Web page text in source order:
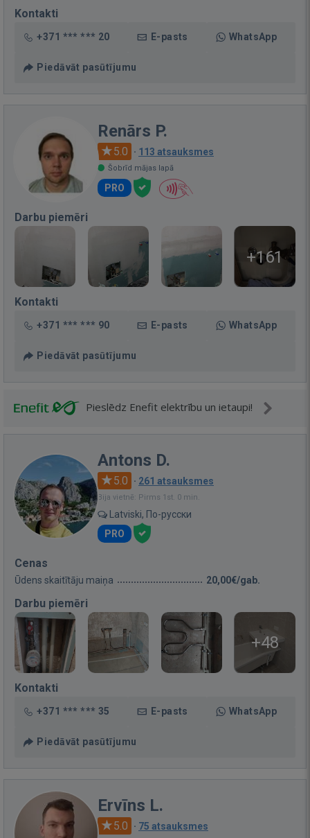
Kontakti
+371 *** *** 20 E-pasts WhatsApp
Piedāvāt pasūtījumu
Renārs P.
5.0 · 113 atsauksmes
Šobrīd mājas lapā
PRO
Darbu piemēri
+161
Kontakti
+371 *** *** 90 E-pasts WhatsApp
Piedāvāt pasūtījumu
Pieslēdz Enefit elektrību un ietaupi!
Antons D.
5.0 · 261 atsauksmes
Bija vietnē: Pirms 1st. 0 min.
Latviski, По-русски
PRO
Cenas
Ūdens skaitītāju maiņa 20,00€/gab.
Darbu piemēri
+48
Kontakti
+371 *** *** 35 E-pasts WhatsApp
Piedāvāt pasūtījumu
Ervīns L.
5.0 · 75 atsauksmes